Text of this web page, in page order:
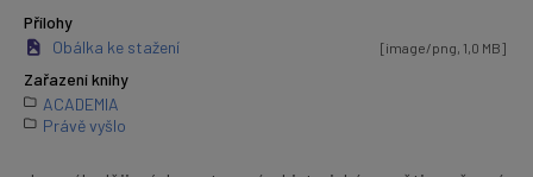
Přílohy
Obálka ke stažení
[image/png, 1,0 MB]
Zařazení knihy
ACADEMIA
Právě vyšlo